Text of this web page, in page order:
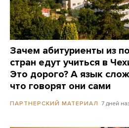
Зачем абитуриенты из
стран едут учиться в
Это дорого? А язык
что говорят они сами
ПАРТНЕРСКИЙ МАТЕРИАЛ 7 дней